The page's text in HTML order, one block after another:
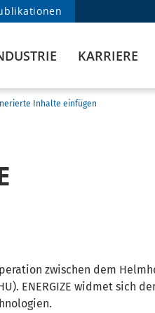
KARRIERE
Inhalte einfügen
zwischen dem
ENERGIZE widmet sich